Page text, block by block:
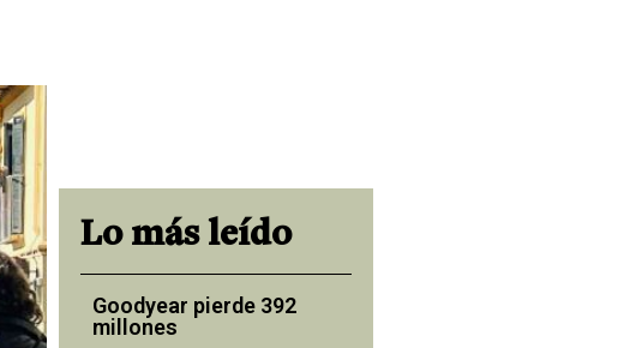
Lo más leído
Goodyear pierde 392
millones